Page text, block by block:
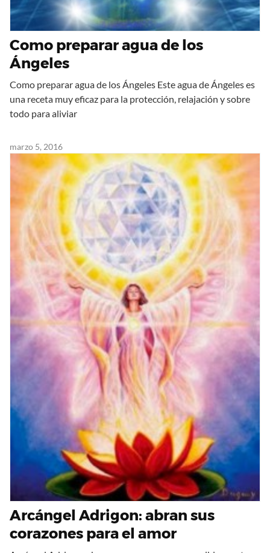
Como preparar agua de los
Ángeles
Como preparar agua de los Ángeles Este agua de Ángeles es
una receta muy eficaz para la protección, relajación y sobre
todo para aliviar
marzo 5, 2016
Arcángel Adrigon: abran sus
corazones para el amor